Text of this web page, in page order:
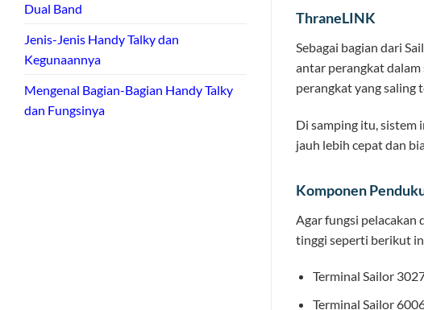
Dual Band
Jenis-Jenis Handy Talky dan
Kegunaannya
Mengenal Bagian-Bagian Handy Talky
dan Fungsinya
ThraneLINK
Sebagai bagian dari
antar perangkat
perangkat yang saling
Di samping itu, sistem
jauh lebih cepat dan
Komponen
Agar fungsi
tinggi seperti berikut
Terminal Sailor
Terminal Sailor